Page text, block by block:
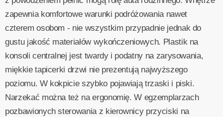
zapewnia komfortowe warunki podróżowania nawet
czterem osobom - nie wszystkim przypadnie jednak do
gustu jakość materiałów wykończeniowych. Plastik na
konsoli centralnej jest twardy i podatny na zarysowania,
miękkie tapicerki drzwi nie prezentują najwyższego
poziomu. W kokpicie szybko pojawiają trzaski i piski.
Narzekać można też na ergonomię. W egzemplarzach
pozbawionych sterowania z kierownicy przyciski na